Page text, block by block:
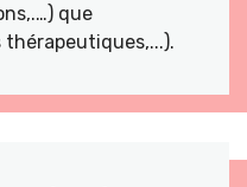
que